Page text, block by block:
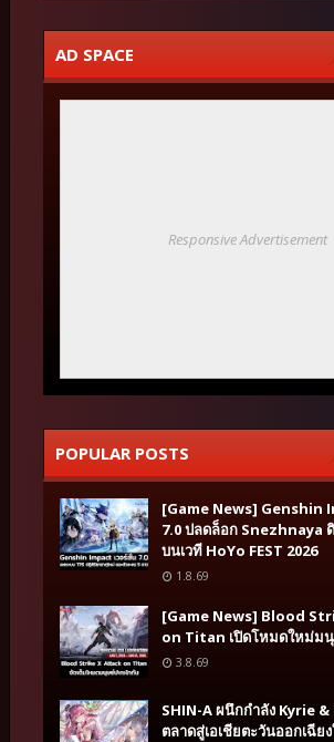
AD SPACE
Responsive Advertisement
POPULAR POSTS
[Game News] Genshin
7.0 ปลดล็อก Snezhnaya
บนเวที HoYo FEST 2026
1.8.69
[Game News] Blood
on Titan เปิดโหมดใหม่ม
3.8.69
SHIN-A ผนึกกำลัง Kyrie
ตลาดสู่เอเชียตะวันออกเฉีย